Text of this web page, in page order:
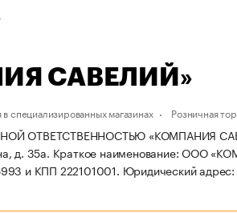
САВЕЛИЙ»
в специализированных магазинах Розничная
ОТВЕТСТВЕННОСТЬЮ «КОМПАНИЯ
д. 35а. Краткое наименование: ООО
и КПП 222101001. Юридический адрес: